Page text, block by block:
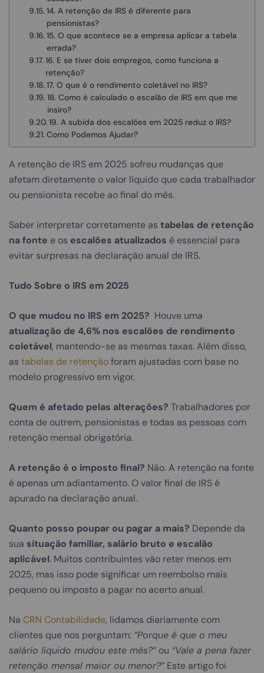
14. A retenção de IRS é diferente para
pensionistas?
15. O que acontece se a empresa aplicar a tabela
errada?
16. E se tiver dois empregos, como funciona a
retenção?
17. O que é o rendimento coletável no IRS?
18. Como é calculado o escalão de IRS em que me
insiro?
19. A subida dos escalões em 2025 reduz o IRS?
Como Podemos Ajudar?
A retenção de IRS em 2025 sofreu mudanças que
afetam diretamente o valor líquido que cada trabalhador
ou pensionista recebe ao final do mês.
Saber interpretar corretamente as tabelas de retenção
na fonte e os escalões atualizados é essencial para
evitar surpresas na declaração anual de IRS.
Tudo Sobre o IRS em 2025
O que mudou no IRS em 2025? Houve uma
atualização de 4,6% nos escalões de rendimento
coletável, mantendo-se as mesmas taxas. Além disso,
as tabelas de retençãoforam ajustadas com base no
modelo progressivo em vigor.
Quem é afetado pelas alterações? Trabalhadores por
conta de outrem, pensionistas e todas as pessoas com
retenção mensal obrigatória.
A retenção é o imposto final? Não. A retenção na fonte
é apenas um adiantamento. O valor final de IRS é
apurado na declaração anual.
Quanto posso poupar ou pagar a mais? Depende da
sua situação familiar, salário bruto e escalão
aplicável. Muitos contribuintes vão reter menos em
2025, mas isso pode significar um reembolso mais
pequeno ou imposto a pagar no acerto anual.
Na CRN Contabilidade, lidamos diariamente com
clientes que nos perguntam: “Porque é que o meu
salário líquido mudou este mês?” ou “Vale a pena fazer
retenção mensal maior ou menor?” Este artigo foi